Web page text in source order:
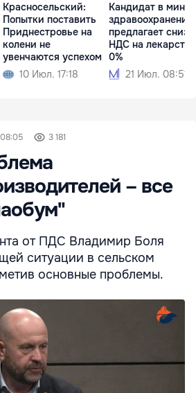
Красносельский:
Попытки поставить
Приднестровье на
колени не
увенчаются успехом
10 Июл. 17:18
Кандидат в
здравоохранения
предлагает
НДС на
0%
21 Июл. 08:51
3 181
– все
от ПДС Владимир Боля
ситуации в сельском
основные проблемы.